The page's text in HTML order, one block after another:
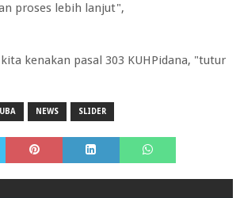
proses lebih lanjut",
kenakan pasal 303 KUHPidana, "tutur
NEWS SLIDER